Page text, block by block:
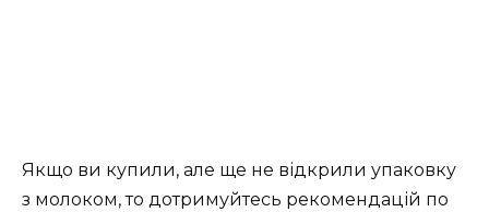
Якщо ви купили, але ще не відкрили упаковку
з молоком, то дотримуйтесь рекомендацій по